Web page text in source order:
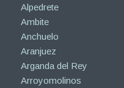
Alpedrete
Ambite
Anchuelo
Aranjuez
Arganda del Rey
Arroyomolinos